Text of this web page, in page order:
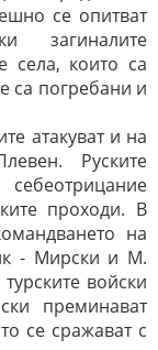
се опитват
загиналите
села, които са
са погребани и
атакуват и на
Руските
проходи. В
на
- Мирски и М.
войски
преминават
се сражават с